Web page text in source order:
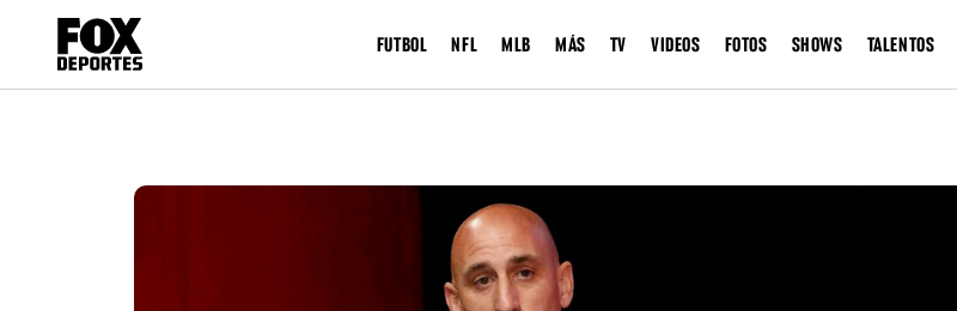
FUTBOL NFL MLB MÁS TV VIDEOS FOTOS SHOWS TALENTOS